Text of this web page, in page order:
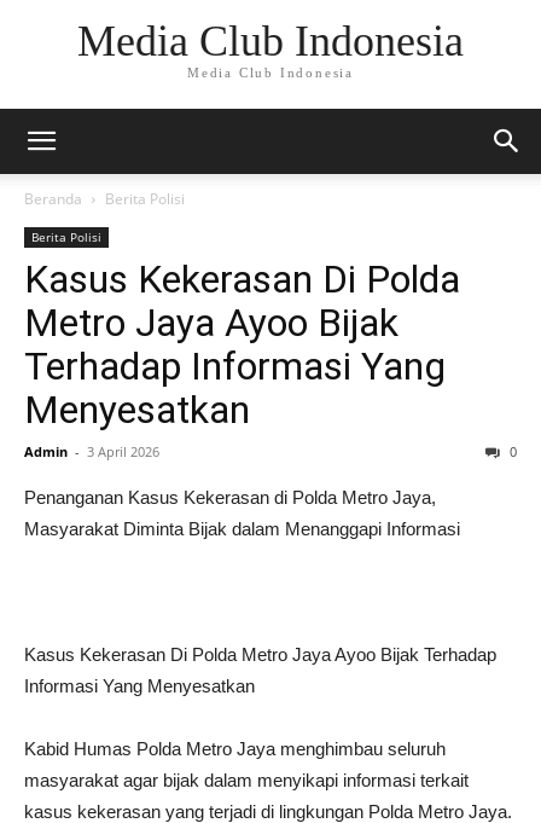
Media Club Indonesia
Media Club Indonesia
Beranda Berita Polisi
Berita Polisi
Kasus Kekerasan Di Polda
Metro Jaya Ayoo Bijak
Terhadap Informasi Yang
Menyesatkan
Admin - 3 April 2026 0
Penanganan Kasus Kekerasan di Polda Metro Jaya,
Masyarakat Diminta Bijak dalam Menanggapi Informasi
Kasus Kekerasan Di Polda Metro Jaya Ayoo Bijak Terhadap
Informasi Yang Menyesatkan
Kabid Humas Polda Metro Jaya menghimbau seluruh
masyarakat agar bijak dalam menyikapi informasi terkait
kasus kekerasan yang terjadi di lingkungan Polda Metro Jaya.